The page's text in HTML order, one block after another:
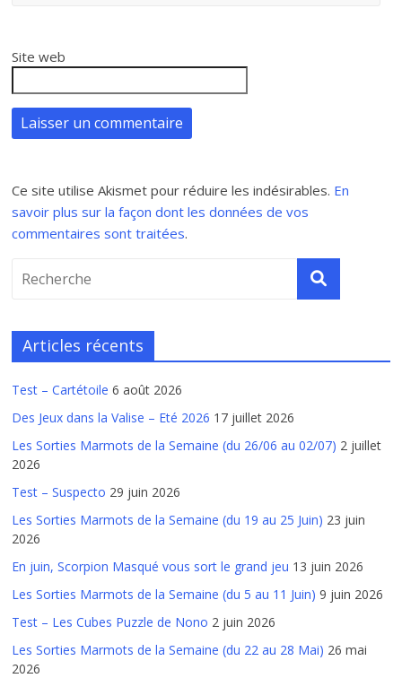
Site web
Ce site utilise Akismet pour réduire les indésirables. En
savoir plus sur la façon dont les données de vos
commentaires sont traitées.
Articles récents
Test – Cartétoile 6 août 2026
Des Jeux dans la Valise – Eté 2026 17 juillet 2026
Les Sorties Marmots de la Semaine (du 26/06 au 02/07) 2 juillet
2026
Test – Suspecto 29 juin 2026
Les Sorties Marmots de la Semaine (du 19 au 25 Juin) 23 juin
2026
En juin, Scorpion Masqué vous sort le grand jeu 13 juin 2026
Les Sorties Marmots de la Semaine (du 5 au 11 Juin) 9 juin 2026
Test – Les Cubes Puzzle de Nono 2 juin 2026
Les Sorties Marmots de la Semaine (du 22 au 28 Mai) 26 mai
2026